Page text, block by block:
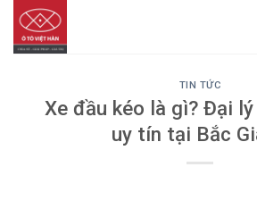
Skip
content
TIN TỨC
Xe đầu kéo là gì? Đại
uy tín tại Bắc